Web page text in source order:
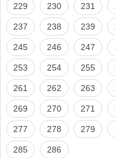
229 230 231
237 238 239
245 246 247
253 254 255
261 262 263
269 270 271
277 278 279
285 286